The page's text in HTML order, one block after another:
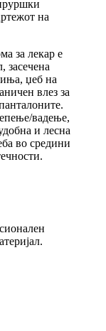
на
за лекар е
засечена
џеб на
влез за
вадење,
и лесна
во средини